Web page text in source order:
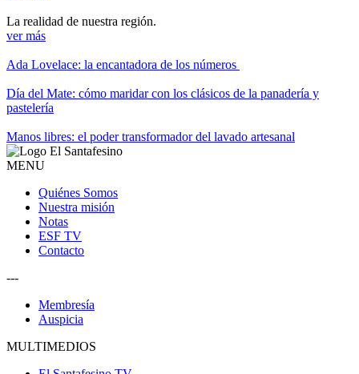
La realidad de nuestra región.
ver más
Ada Lovelace: la encantadora de los números
Día del Mate: cómo maridar con los clásicos de la panadería y
pastelería
Manos libres: el poder transformador del lavado artesanal
MENU
Quiénes Somos
Nuestra misión
Notas
ESF TV
Contacto
---
Membresía
Auspicia
MULTIMEDIOS